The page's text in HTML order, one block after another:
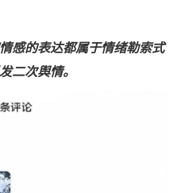
感的表达都属于情绪勒索式
二次舆情。